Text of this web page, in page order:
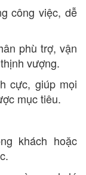
công việc, dễ
phù trợ, vận
vượng.
cực, giúp mọi
mục tiêu.
khách hoặc